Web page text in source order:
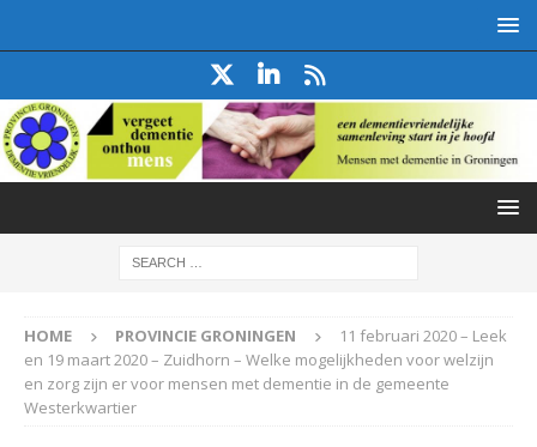
HOME PROVINCIE GRONINGEN
11 februari 2020 – Leek
en 19 maart 2020 – Zuidhorn – Welke mogelijkheden voor welzijn
en zorg zijn er voor mensen met dementie in de gemeente
Westerkwartier